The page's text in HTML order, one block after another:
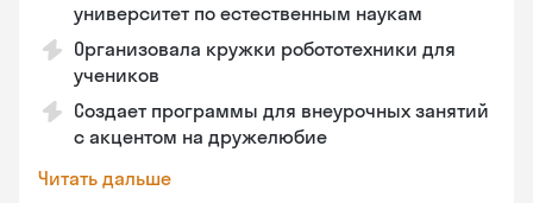
университет по естественным наукам
Организовала кружки робототехники для
учеников
Создает программы для внеурочных занятий
с акцентом на дружелюбие
Читать дальше